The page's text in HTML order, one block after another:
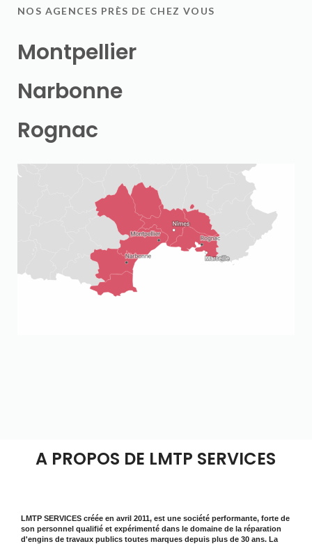
NOS AGENCES PRÈS DE CHEZ VOUS
Montpellier
Narbonne
Rognac
A PROPOS DE LMTP SERVICES
LMTP SERVICES créée en avril 2011, est une société performante, forte de
son personnel qualifié et expérimenté dans le domaine de la réparation
d'engins de travaux publics toutes marques depuis plus de 30 ans. La